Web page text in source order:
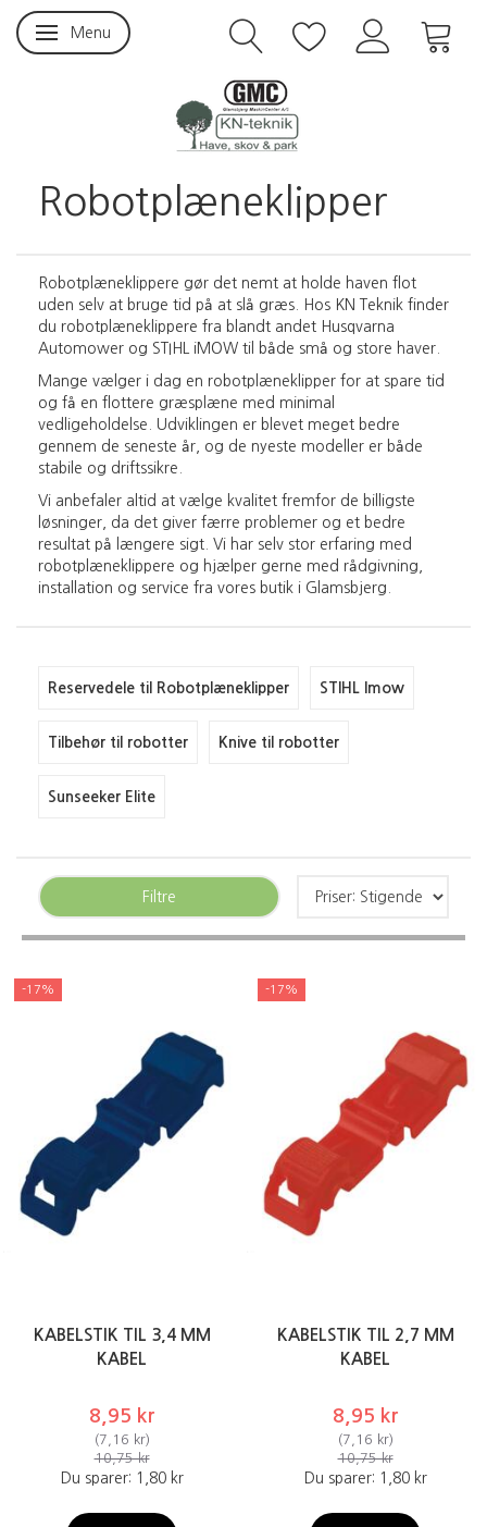
Skifte navigation
Menu
Robotplæneklipper
Robotplæneklippere gør det nemt at holde haven flot
uden selv at bruge tid på at slå græs. Hos KN Teknik finder
du robotplæneklippere fra blandt andet Husqvarna
Automower og STIHL iMOW til både små og store haver.
Mange vælger i dag en robotplæneklipper for at spare tid
og få en flottere græsplæne med minimal
vedligeholdelse. Udviklingen er blevet meget bedre
gennem de seneste år, og de nyeste modeller er både
stabile og driftssikre.
Vi anbefaler altid at vælge kvalitet fremfor de billigste
løsninger, da det giver færre problemer og et bedre
resultat på længere sigt. Vi har selv stor erfaring med
robotplæneklippere og hjælper gerne med rådgivning,
installation og service fra vores butik i Glamsbjerg.
Reservedele til Robotplæneklipper STIHL Imow
Tilbehør til robotter Knive til robotter
Sunseeker Elite
Filtre
-17%
KABELSTIK TIL 3,4 MM
KABEL
8,95 kr
(7,16 kr)
10,75 kr
Du sparer: 1,80 kr
-17%
KABELSTIK TIL 2,7 MM
KABEL
8,95 kr
(7,16 kr)
10,75 kr
Du sparer: 1,80 kr